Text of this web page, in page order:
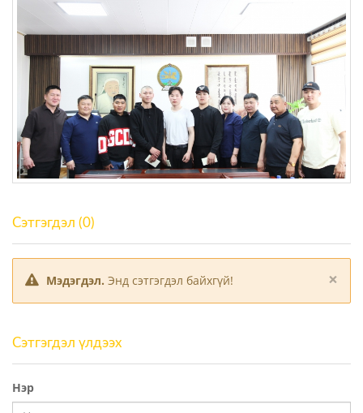
Сэтгэгдэл (0)
×
Мэдэгдэл. Энд сэтгэгдэл байхгүй!
Сэтгэгдэл үлдээх
Нэр